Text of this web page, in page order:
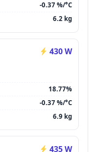
-0.37 %/°C
6.2 kg
430 W
18.77%
-0.37 %/°C
6.9 kg
435 W